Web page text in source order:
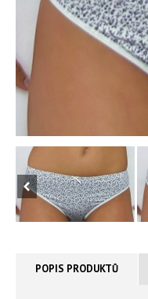
POPIS PRODUKTŮ